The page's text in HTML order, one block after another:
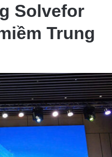
Solvefor
Trung